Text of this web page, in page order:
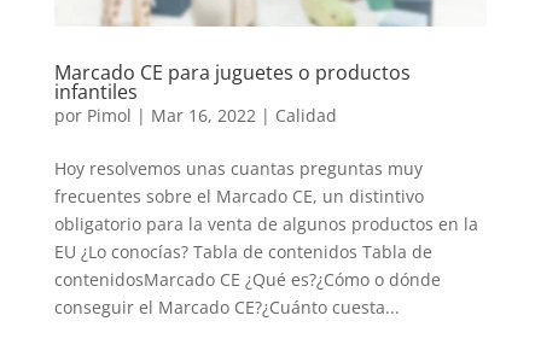
Marcado CE para juguetes o productos
infantiles
por Pimol | Mar 16, 2022| Calidad
Hoy resolvemos unas cuantas preguntas muy
frecuentes sobre el Marcado CE, un distintivo
obligatorio para la venta de algunos productos en la
EU ¿Lo conocías? Tabla de contenidos Tabla de
contenidosMarcado CE ¿Qué es?¿Cómo o dónde
conseguir el Marcado CE?¿Cuánto cuesta...